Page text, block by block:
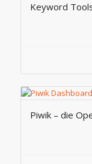
Keyword
Piwik – die